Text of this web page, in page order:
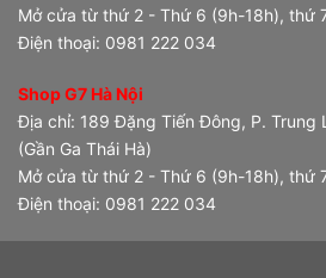
Mở cửa từ thứ 2 - Thứ 6 (9h-18h), thứ
Điện thoại: 0981 222 034
Shop G7 Hà Nội
Địa chỉ: 189 Đặng Tiến Đông, P. Trung
(Gần Ga Thái Hà)
Mở cửa từ thứ 2 - Thứ 6 (9h-18h), thứ
Điện thoại: 0981 222 034